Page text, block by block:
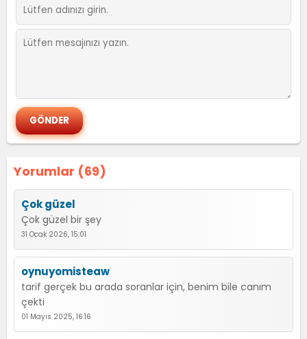
Yorumlar (69)
Çok güzel
Çok güzel bir şey
31 Ocak 2026, 15:01
oynuyomisteaw
tarif gerçek bu arada soranlar için, benim bile canım
çekti
01 Mayıs 2025, 16:16